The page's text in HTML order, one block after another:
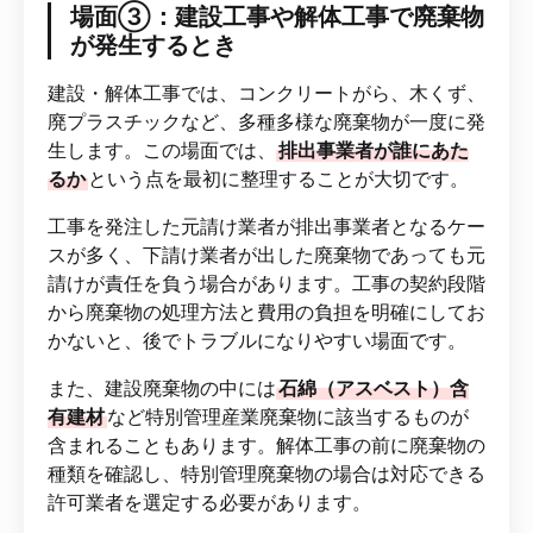
場面③：建設工事や解体工事で廃棄物
が発生するとき
建設・解体工事では、コンクリートがら、木くず、
廃プラスチックなど、多種多様な廃棄物が一度に発
生します。この場面では、 排出事業者が誰にあた
るか という点を最初に整理することが大切です。
工事を発注した元請け業者が排出事業者となるケー
スが多く、下請け業者が出した廃棄物であっても元
請けが責任を負う場合があります。工事の契約段階
から廃棄物の処理方法と費用の負担を明確にしてお
かないと、後でトラブルになりやすい場面です。
また、建設廃棄物の中には石綿（アスベスト）含
有建材など特別管理産業廃棄物に該当するものが
含まれることもあります。解体工事の前に廃棄物の
種類を確認し、特別管理廃棄物の場合は対応できる
許可業者を選定する必要があります。